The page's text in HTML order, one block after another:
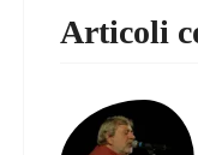
Articoli